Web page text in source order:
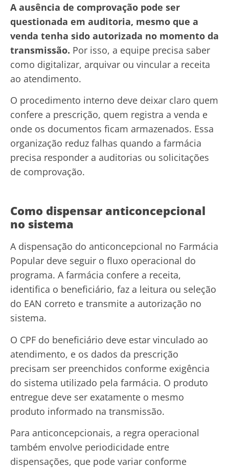
A ausência de comprovação pode ser
questionada em auditoria, mesmo que a
venda tenha sido autorizada no momento da
transmissão. Por isso, a equipe precisa saber
como digitalizar, arquivar ou vincular a receita
ao atendimento.
O procedimento interno deve deixar claro quem
confere a prescrição, quem registra a venda e
onde os documentos ficam armazenados. Essa
organização reduz falhas quando a farmácia
precisa responder a auditorias ou solicitações
de comprovação.
Como dispensar anticoncepcional
no sistema
A dispensação do anticoncepcional no Farmácia
Popular deve seguir o fluxo operacional do
programa. A farmácia confere a receita,
identifica o beneficiário, faz a leitura ou seleção
do EAN correto e transmite a autorização no
sistema.
O CPF do beneficiário deve estar vinculado ao
atendimento, e os dados da prescrição
precisam ser preenchidos conforme exigência
do sistema utilizado pela farmácia. O produto
entregue deve ser exatamente o mesmo
produto informado na transmissão.
Para anticoncepcionais, a regra operacional
também envolve periodicidade entre
dispensações, que pode variar conforme